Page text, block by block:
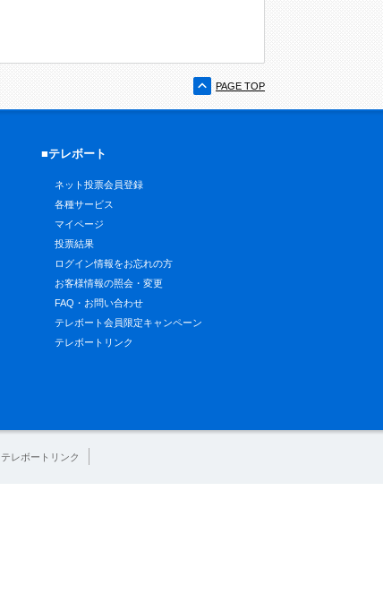
PAGE TOP
■テレボート
ネット投票会員登録
各種サービス
マイページ
投票結果
ログイン情報をお忘れの方
お客様情報の照会・変更
FAQ・お問い合わせ
テレボート会員限定キャンペーン
テレボートリンク
テレボートリンク